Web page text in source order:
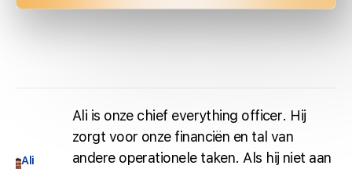
Ali
Ali is onze chief everything officer. Hij
zorgt voor onze financiën en tal van
andere operationele taken. Als hij niet aan